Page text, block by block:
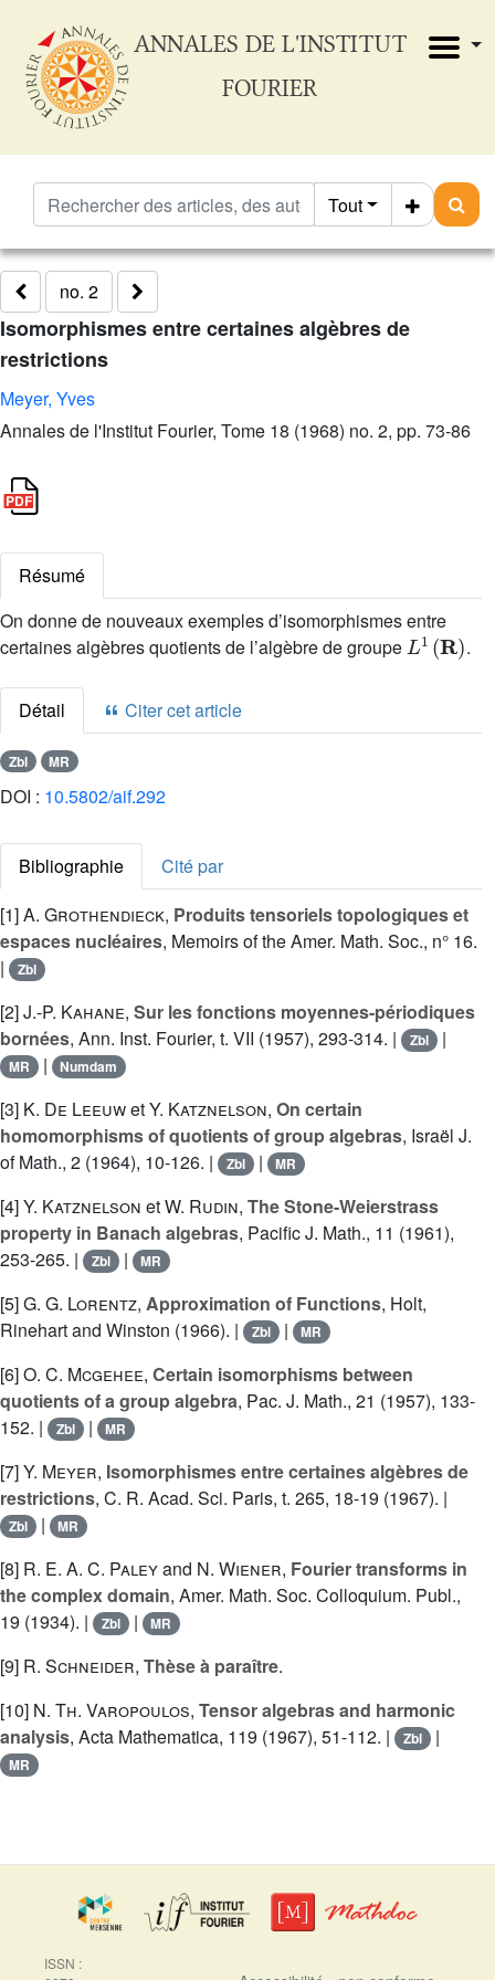
ANNALES DE L'INSTITUT
FOURIER
Tout
no. 2
Isomorphismes entre certaines algèbres de
restrictions
Meyer, Yves
Annales de l'Institut Fourier, Tome 18 (1968) no. 2, pp. 73-86
Résumé
On donne de nouveaux exemples d’isomorphismes entre
certaines algèbres quotients de l’algèbre de groupe
L1(R )
.
Détail Citer cet article
Zbl MR
DOI : 10.5802/aif.292
Bibliographie
Cité par
[1]A. Grothendieck, Produits tensoriels topologiques et
espaces nucléaires, Memoirs of the Amer. Math. Soc., n° 16.
|
Zbl
[2]J.-P. Kahane, Sur les fonctions moyennes-périodiques
bornées, Ann. Inst. Fourier, t. VII (1957), 293-314. | Zbl |
MR | Numdam
[3] K. De LeeuwetY. Katznelson, On certain
homomorphisms of quotients of group algebras, Israël J.
of Math., 2 (1964), 10-126. |
Zbl | MR
[4]Y. Katznelson etW. Rudin, The Stone-Weierstrass
property in Banach algebras, Pacific J. Math., 11 (1961),
253-265. |
Zbl | MR
[5]G. G. Lorentz, Approximation of Functions, Holt,
Rinehart and Winston (1966). |
Zbl | MR
[6]O. C. Mcgehee, Certain isomorphisms between
quotients of a group algebra, Pac. J. Math., 21 (1957), 133-
152. |
Zbl | MR
[7]Y. Meyer, Isomorphismes entre certaines algèbres de
restrictions, C. R. Acad. Sci. Paris, t. 265, 18-19 (1967). |
Zbl | MR
[8] R. E. A. C. Paleyand N. Wiener, Fourier transforms in
the complex domain, Amer. Math. Soc. Colloquium. Publ.,
19 (1934). |
Zbl | MR
[9] R. Schneider, Thèse à paraître.
[10] N. Th. Varopoulos, Tensor algebras and harmonic
analysis, Acta Mathematica, 119 (1967), 51-112. | Zbl |
MR
ISSN :